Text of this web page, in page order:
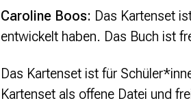
Caroline Boos: Das Kartenset
entwickelt haben. Das Buch ist
Das Kartenset ist für
Kartenset als offene Datei und